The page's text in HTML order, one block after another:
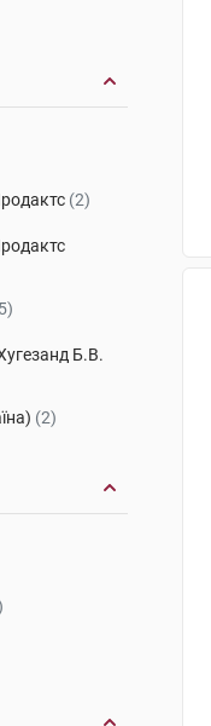
(2)
Б.В.
(2)